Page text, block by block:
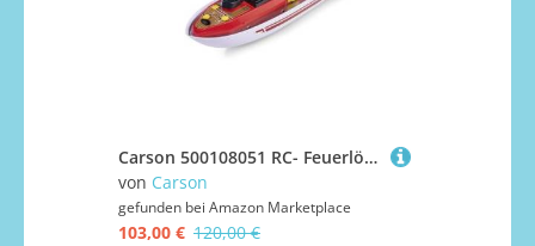
Carson 500108051 RC- Feuerlöschboot 2.4G 100% RTR - Ferngesteuertes Boot, RC Boot, Ferngesteuertes Boot für Kinder und Erwachsene, inklusive Fernsteuerung
von Carson
gefunden bei Amazon Marketplace
103,00 € 120,00 €